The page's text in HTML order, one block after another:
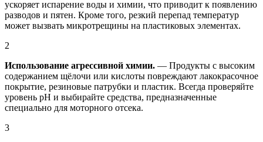
ускоряет испарение воды и химии, что приводит к появлению
разводов и пятен. Кроме того, резкий перепад температур
может вызвать микротрещины на пластиковых элементах.
2
Использование агрессивной химии. — Продукты с высоким
содержанием щёлочи или кислоты повреждают лакокрасочное
покрытие, резиновые патрубки и пластик. Всегда проверяйте
уровень pH и выбирайте средства, предназначенные
специально для моторного отсека.
3